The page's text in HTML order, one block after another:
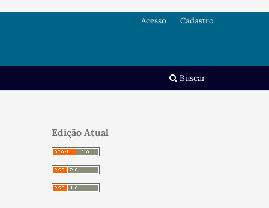
Buscar
Acesso Cadastro
Edição Atual